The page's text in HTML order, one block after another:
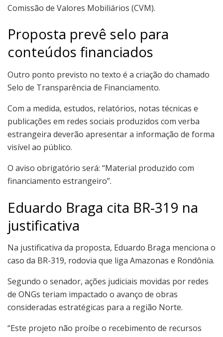
Comissão de Valores Mobiliários (CVM).
Proposta prevê selo para
conteúdos financiados
Outro ponto previsto no texto é a criação do chamado
Selo de Transparência de Financiamento.
Com a medida, estudos, relatórios, notas técnicas e
publicações em redes sociais produzidos com verba
estrangeira deverão apresentar a informação de forma
visível ao público.
O aviso obrigatório será: “Material produzido com
financiamento estrangeiro”.
Eduardo Braga cita BR-319 na
justificativa
Na justificativa da proposta, Eduardo Braga menciona o
caso da BR-319, rodovia que liga Amazonas e Rondônia.
Segundo o senador, ações judiciais movidas por redes
de ONGs teriam impactado o avanço de obras
consideradas estratégicas para a região Norte.
“Este projeto não proíbe o recebimento de recursos